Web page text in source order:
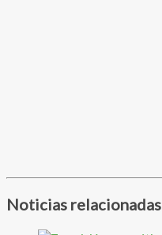
Noticias relacionadas